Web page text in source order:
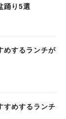
踊り5選
めするランチが
すめするランチ